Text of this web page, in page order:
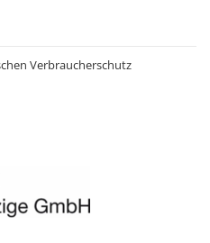
Verbraucherschutz